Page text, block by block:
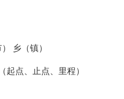
乡（镇）
点、止点、里程）